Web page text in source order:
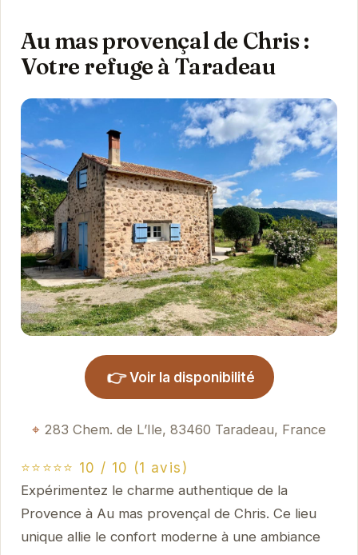
Au mas provençal de Chris :
Votre refuge à Taradeau
👉 Voir la disponibilité
283 Chem. de L’Ile, 83460 Taradeau, France
⭐⭐⭐⭐⭐ 10 / 10 (1 avis)
Expérimentez le charme authentique de la
Provence à Au mas provençal de Chris. Ce lieu
unique allie le confort moderne à une ambiance